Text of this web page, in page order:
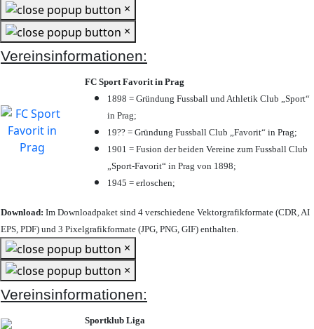
×
×
Vereinsinformationen:
FC Sport Favorit in Prag
1898 = Gründung Fussball und Athletik Club „Sport“
in Prag;
19?? = Gründung Fussball Club „Favorit“ in Prag;
1901 = Fusion der beiden Vereine zum Fussball Club
„Sport-Favorit“ in Prag von 1898;
1945 = erloschen;
Download: Im Downloadpaket sind 4 verschiedene Vektorgrafikformate (CDR, AI
EPS, PDF) und 3 Pixelgrafikformate (JPG, PNG, GIF) enthalten.
×
×
Vereinsinformationen:
Sportklub Liga